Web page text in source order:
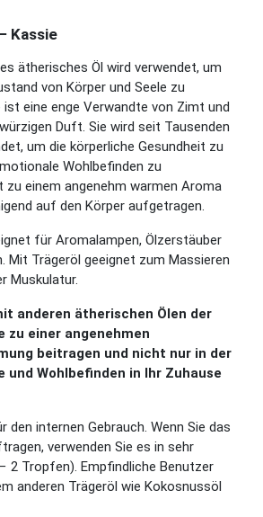
Kassie
ätherisches Öl wird verwendet, um
von Körper und Seele zu
ist eine enge Verwandte von Zimt und
Duft. Sie wird seit Tausenden
um die körperliche Gesundheit zu
Wohlbefinden zu
einem angenehm warmen Aroma
auf den Körper aufgetragen.
für Aromalampen, Ölzerstäuber
Mit Trägeröl geeignet zum Massieren
Muskulatur.
anderen ätherischen Ölen der
zu einer angenehmen
beitragen und nicht nur in der
und Wohlbefinden in Ihr Zuhause
den internen Gebrauch. Wenn Sie das
verwenden Sie es in sehr
2 Tropfen). Empfindliche Benutzer
anderen Trägeröl wie Kokosnussöl